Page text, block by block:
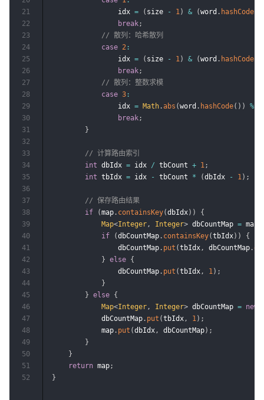
                idx
= ( size - 1) & (word . hashCode
break;
// 散列：哈希散列
case 2 :
                idx
= ( size - 1) & (word . hashCode
break;
// 散列：整数求模
case 3 :
                idx
= Math .abs (word . hashCode( ) ) %
break;
}
// 计算路由索引
int dbIdx = idx / tbCount + 1;
int tbIdx = idx - tbCount * (dbIdx - 1) ;
// 保存路由结果
if
(map . containsKey(dbIdx) )
{
Map<Integer, Integer> dbCountMap = map
if
(dbCountMap . containsKey(tbIdx) )
{
                dbCountMap
. put (tbIdx, dbCountMap .
} else {
                dbCountMap
. put (tbIdx, 1) ;
}
} else {
Map<Integer, Integer> dbCountMap = new
            dbCountMap
. put (tbIdx, 1) ;
            map
. put (dbIdx, dbCountMap) ;
}
}
return map;
}
21
22
23
24
25
26
27
28
29
30
31
32
33
34
35
36
37
38
39
40
41
42
43
44
45
46
47
48
49
50
51
52